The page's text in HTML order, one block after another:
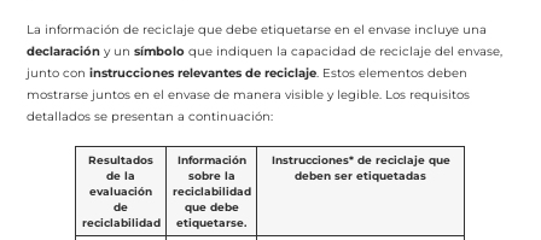
La información de reciclaje que debe etiquetarse en el envase incluye una
declaracióny unsímboloque indiquen la capacidad de reciclaje del envase,
junto coninstrucciones relevantes de reciclaje. Estos elementos deben
mostrarse juntos en el envase de manera visible y legible. Los requisitos
detallados se presentan a continuación:
Resultados
de la
evaluación
de
reciclabilidad
Información
sobre la
reciclabilidad
que debe
etiquetarse.
Instrucciones* de reciclaje que
deben ser etiquetadas